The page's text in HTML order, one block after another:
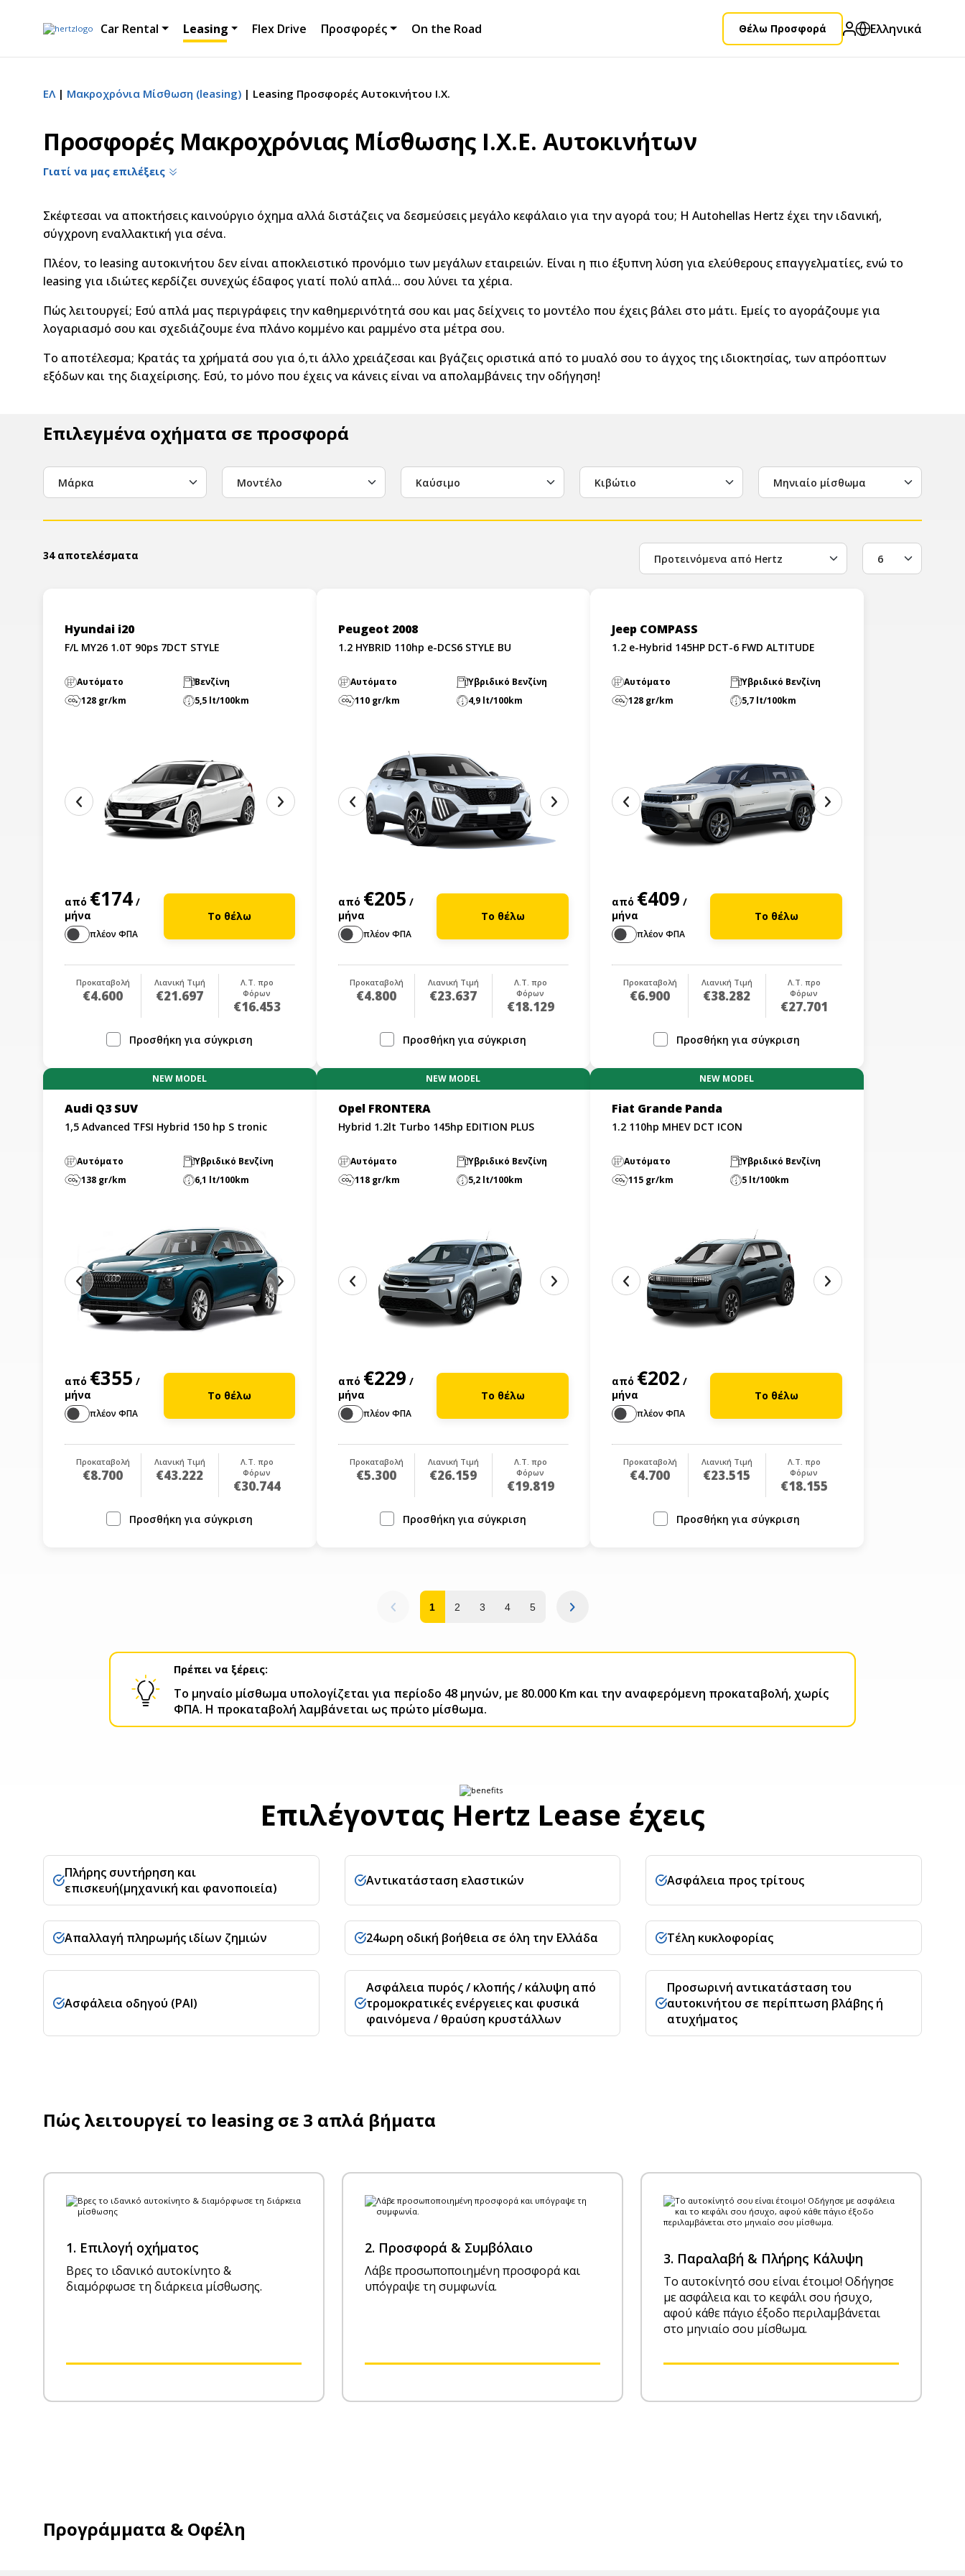
Car Rental Leasing Flex Drive Προσφορές On the Road Θέλω Προσφορά Ελληνικά
ΕΛ Μακροχρόνια Μίσθωση (leasing) Leasing Προσφορές Αυτοκινήτου Ι.Χ.
Προσφορές Μακροχρόνιας Μίσθωσης Ι.Χ.Ε. Αυτοκινήτων
Γιατί να μας επιλέξεις
Σκέφτεσαι να αποκτήσεις καινούργιο όχημα αλλά διστάζεις να δεσμεύσεις μεγάλο κεφάλαιο για την αγορά του; Η Autohellas Hertz έχει την ιδανική,
σύγχρονη εναλλακτική για σένα.
Πλέον, το leasing αυτοκινήτου δεν είναι αποκλειστικό προνόμιο των μεγάλων εταιρειών. Είναι η πιο έξυπνη λύση για ελεύθερους επαγγελματίες, ενώ το
leasing για ιδιώτες κερδίζει συνεχώς έδαφος γιατί πολύ απλά... σου λύνει τα χέρια.
Πώς λειτουργεί; Εσύ απλά μας περιγράφεις την καθημερινότητά σου και μας δείχνεις το μοντέλο που έχεις βάλει στο μάτι. Εμείς το αγοράζουμε για
λογαριασμό σου και σχεδιάζουμε ένα πλάνο κομμένο και ραμμένο στα μέτρα σου.
Το αποτέλεσμα; Κρατάς τα χρήματά σου για ό,τι άλλο χρειάζεσαι και βγάζεις οριστικά από το μυαλό σου το άγχος της ιδιοκτησίας, των απρόοπτων
εξόδων και της διαχείρισης. Εσύ, το μόνο που έχεις να κάνεις είναι να απολαμβάνεις την οδήγηση!
Επιλεγμένα οχήματα σε προσφορά
Μάρκα Μοντέλο Καύσιμο Κιβώτιο Μηνιαίο μίσθωμα
34 αποτελέσματα
Hyundai i20
F/L MY26 1.0T 90ps 7DCT STYLE
Αυτόματο
Βενζίνη
128 gr/km
5,5 lt/100km
από €174 /
μήνα
πλέον ΦΠΑ
Το θέλω
Προκαταβολή
€4.600
Λιανική Τιμή
€21.697
Λ.Τ. προ
Φόρων
€16.453
Προσθήκη για σύγκριση
Peugeot 2008
1.2 HYBRID 110hp e-DCS6 STYLE BU
Αυτόματο
Υβριδικό Βενζίνη
110 gr/km
4,9 lt/100km
από €205 /
μήνα
πλέον ΦΠΑ
Το θέλω
Προκαταβολή
€4.800
Λιανική Τιμή
€23.637
Λ.Τ. προ
Φόρων
€18.129
Προσθήκη για σύγκριση
Jeep COMPASS
1.2 e-Hybrid 145HP DCT-6 FWD ALTITUDE
Αυτόματο
Υβριδικό Βενζίνη
128 gr/km
5,7 lt/100km
από €409 /
μήνα
πλέον ΦΠΑ
Το θέλω
Προκαταβολή
€6.900
Λιανική Τιμή
€38.282
Λ.Τ. προ
Φόρων
€27.701
Προσθήκη για σύγκριση
NEW MODEL
Audi Q3 SUV
1,5 Advanced TFSI Hybrid 150 hp S tronic
Αυτόματο
Υβριδικό Βενζίνη
138 gr/km
6,1 lt/100km
από €355 /
μήνα
πλέον ΦΠΑ
Το θέλω
Προκαταβολή
€8.700
Λιανική Τιμή
€43.222
Λ.Τ. προ
Φόρων
€30.744
Προσθήκη για σύγκριση
NEW MODEL
Opel FRONTERA
Hybrid 1.2lt Turbo 145hp EDITION PLUS
Αυτόματο
Υβριδικό Βενζίνη
118 gr/km
5,2 lt/100km
από €229 /
μήνα
πλέον ΦΠΑ
Το θέλω
Προκαταβολή
€5.300
Λιανική Τιμή
€26.159
Λ.Τ. προ
Φόρων
€19.819
Προσθήκη για σύγκριση
NEW MODEL
Fiat Grande Panda
1.2 110hp MHEV DCT ICON
Αυτόματο
Υβριδικό Βενζίνη
115 gr/km
5 lt/100km
από €202 /
μήνα
πλέον ΦΠΑ
Το θέλω
Προκαταβολή
€4.700
Λιανική Τιμή
€23.515
Λ.Τ. προ
Φόρων
€18.155
Προσθήκη για σύγκριση
1 2 3 4 5
Πρέπει να ξέρεις:
Το μηναίο μίσθωμα υπολογίζεται για περίοδο 48 μηνών, με 80.000 Km και την αναφερόμενη προκαταβολή, χωρίς
ΦΠΑ. Η προκαταβολή λαμβάνεται ως πρώτο μίσθωμα.
Επιλέγοντας Hertz Lease έχεις
Πλήρης συντήρηση και
επισκευή(μηχανική και φανοποιεία)
Αντικατάσταση ελαστικών Ασφάλεια προς τρίτους
Απαλλαγή πληρωμής ιδίων ζημιών 24ωρη οδική βοήθεια σε όλη την Ελλάδα Τέλη κυκλοφορίας
Ασφάλεια οδηγού (PAI)
Ασφάλεια πυρός / κλοπής / κάλυψη από
τρομοκρατικές ενέργειες και φυσικά
φαινόμενα / θραύση κρυστάλλων
Προσωρινή αντικατάσταση του
αυτοκινήτου σε περίπτωση βλάβης ή
ατυχήματος
Πώς λειτουργεί το leasing σε 3 απλά βήματα
1. Επιλογή οχήματος
Βρες το ιδανικό αυτοκίνητο &
διαμόρφωσε τη διάρκεια μίσθωσης.
2. Προσφορά & Συμβόλαιο
Λάβε προσωποποιημένη προσφορά και
υπόγραψε τη συμφωνία.
3. Παραλαβή & Πλήρης Κάλυψη
Το αυτοκίνητό σου είναι έτοιμο! Οδήγησε
με ασφάλεια και το κεφάλι σου ήσυχο,
αφού κάθε πάγιο έξοδο περιλαμβάνεται
στο μηνιαίο σου μίσθωμα.
Προγράμματα & Οφέλη